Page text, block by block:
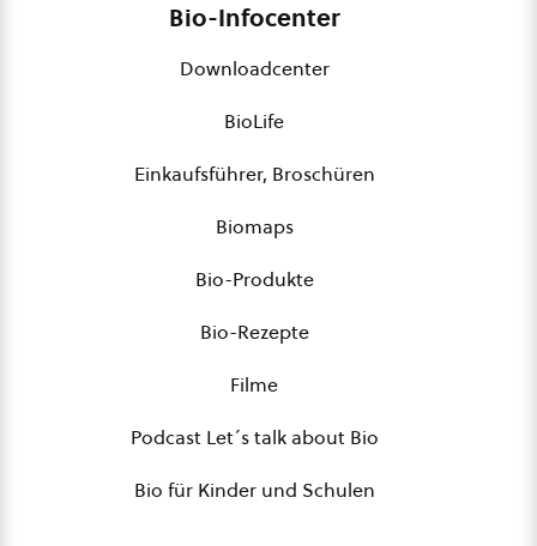
Bio-Infocenter
Downloadcenter
BioLife
Einkaufsführer, Broschüren
Biomaps
Bio-Produkte
Bio-Rezepte
Filme
Podcast Let´s talk about Bio
Bio für Kinder und Schulen